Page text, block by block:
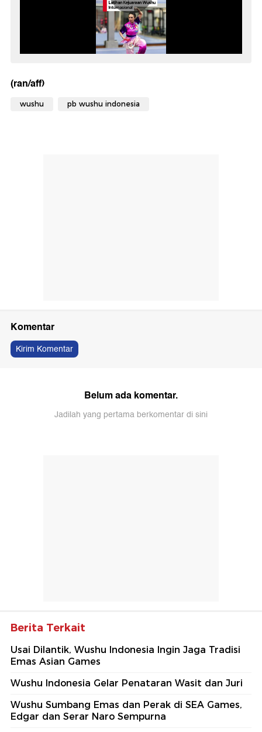
(ran/aff)
wushu pb wushu indonesia
Komentar
Kirim Komentar
Belum ada komentar.
Jadilah yang pertama berkomentar di sini
Berita Terkait
Usai Dilantik, Wushu Indonesia Ingin Jaga Tradisi
Emas Asian Games
Wushu Indonesia Gelar Penataran Wasit dan Juri
Wushu Sumbang Emas dan Perak di SEA Games,
Edgar dan Serar Naro Sempurna